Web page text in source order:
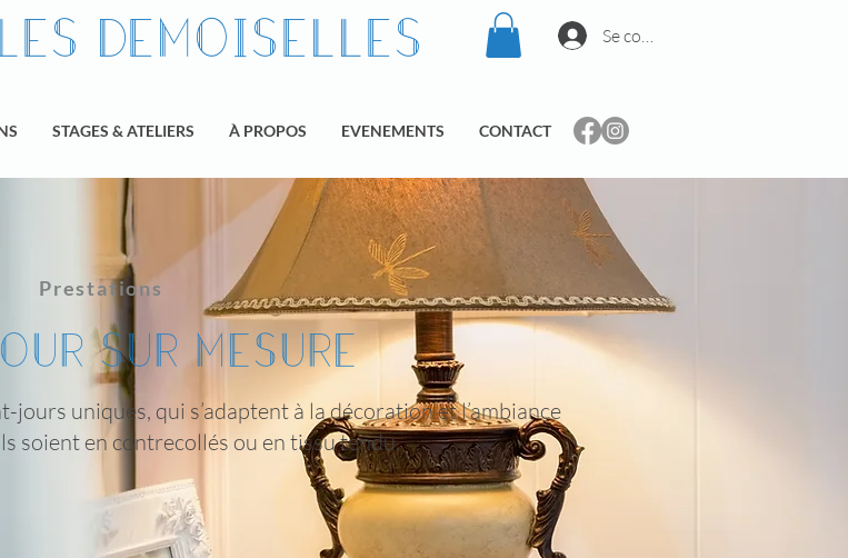
demoiselles Se connecter
STAGES & ATELIERS À PROPOS EVENEMENTS CONTACT
Prestations
sur mesure
uniques, qui s’adaptent à la décoration et l’ambiance
soient en contrecollés ou en tissu tendu.